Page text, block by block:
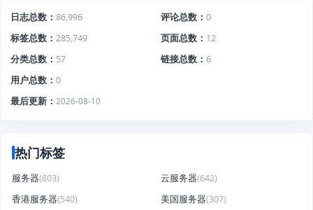
日志总数 86,996 评论总数
0
标签总数
285,749 页面总数
12
分类总数
57 链接总数
6
用户总数
0
最后更新
2026-08-10
热门标签
服务器(803) 云服务器(642)
香港服务器(540) 美国服务器(307)